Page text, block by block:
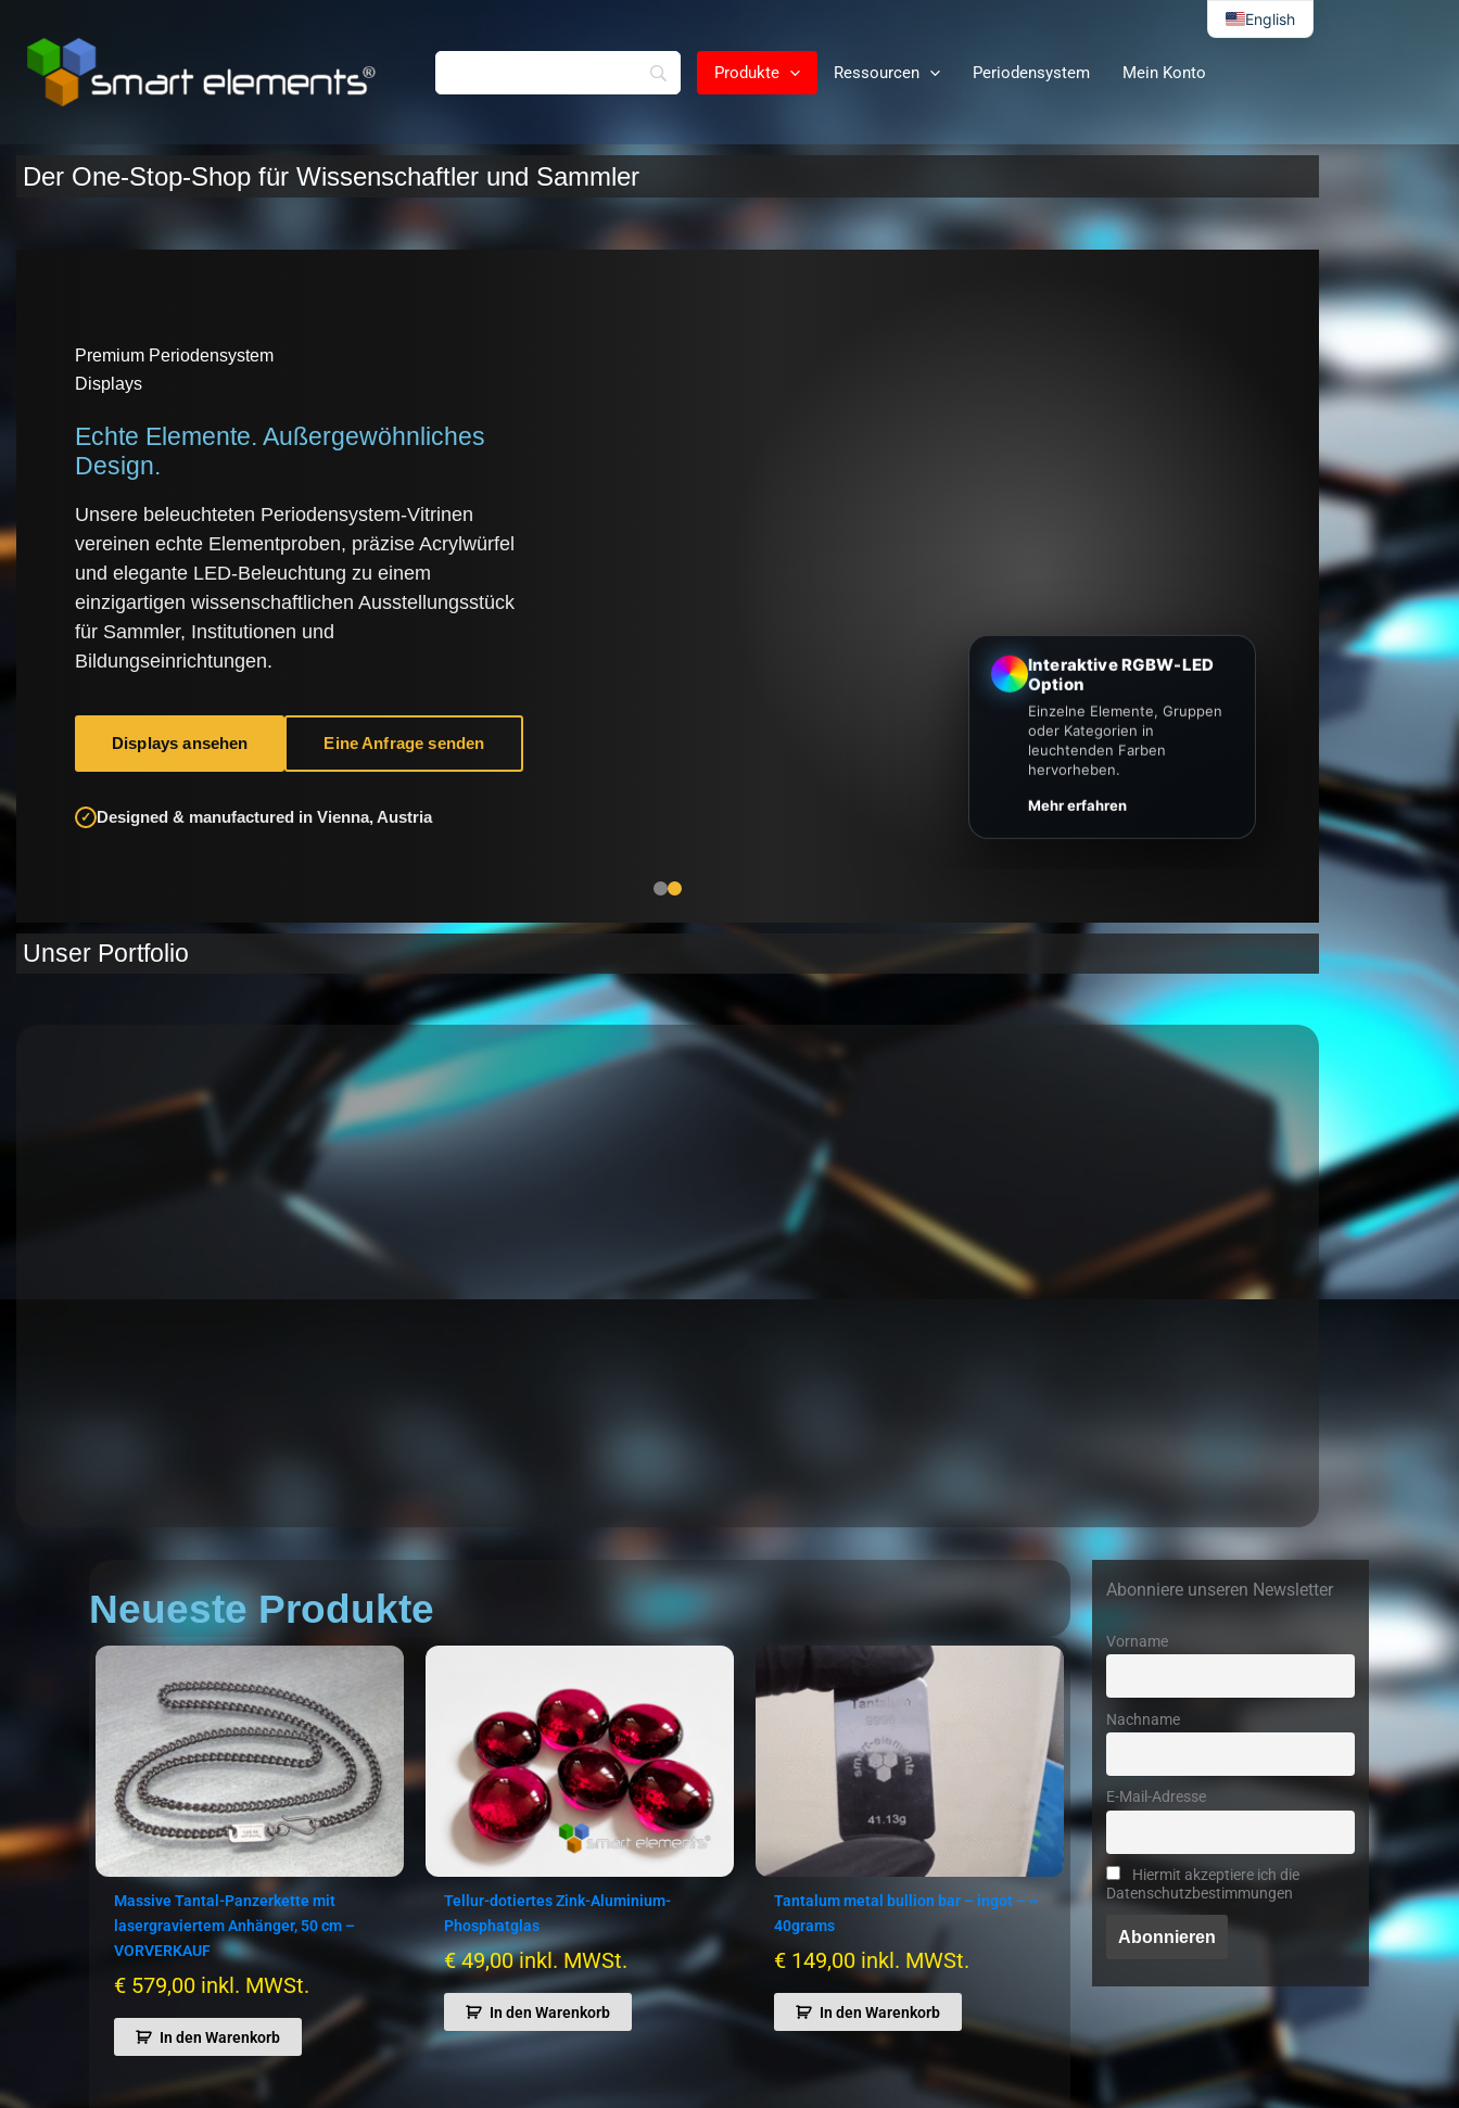
Inhalt
springen
Produkte Ressourcen Periodensystem Mein Konto
Der One-Stop-Shop für Wissenschaftler und Sammler
Premium Periodensystem
Displays
Echte Elemente. Außergewöhnliches
Design.
Unsere beleuchteten Periodensystem-Vitrinen
vereinen echte Elementproben, präzise Acrylwürfel
und elegante LED-Beleuchtung zu einem
einzigartigen wissenschaftlichen Ausstellungsstück
für Sammler, Institutionen und
Bildungseinrichtungen.
Displays ansehen Eine Anfrage senden
✓ Designed & manufactured in Vienna, Austria
Interaktive RGBW-LED
Option
Einzelne Elemente, Gruppen
oder Kategorien in
leuchtenden Farben
hervorheben.
Mehr erfahren
Unser Portfolio
Neueste Produkte
Massive Tantal-Panzerkette mit
lasergraviertem Anhänger, 50 cm –
VORVERKAUF
€579,00 inkl. MWSt.
In den Warenkorb
Tellur-dotiertes Zink-Aluminium-
Phosphatglas
€49,00 inkl. MWSt.
In den Warenkorb
Tantalum metal bullion bar – ingot – ~
40grams
€149,00 inkl. MWSt.
In den Warenkorb
Abonniere unseren Newsletter
Vorname
Nachname
E-Mail-Adresse
Hiermit akzeptiere ich die
Datenschutzbestimmungen
English